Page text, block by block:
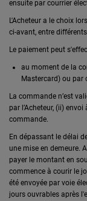
ensuite par courrier
L'Acheteur a le choix
ci-avant, entre
Le paiement peut
au moment de la
Mastercard) ou par
La commande n’est
par l’Acheteur, (ii)
commande.
En dépassant le délai
une mise en demeure.
payer le montant en
commence à courir le
été envoyée par voie
jours ouvrables après